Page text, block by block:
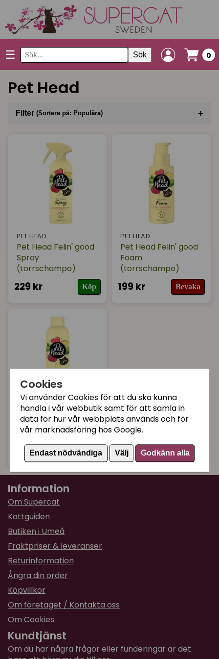
Cookies
Vi använder Cookies för att du ska kunna
handla i vår webbutik samt för att samla in
data för hur vår webbplats används och för
vår marknadsföring hos Google.
Endast nödvändiga Välj Godkänn alla
☰ Sök 0
Pet Head
Filter (Sortera på: Populära) +
PET HEAD
Pet Head Felin' good
Spray
(torrschampo)
229 kr Köp
PET HEAD
Pet Head Felin' good
Foam
(torrschampo)
199 kr Bevaka
PET HEAD
Pet Head Felin' good
Shampoo
219 kr Köp
Information
Om Supercat
Kattguiden
Butiken i Umeå
Fraktpriser & leveranser
Returinformation
Ångra din order
Köpvillkor
Om företaget / Kontakta oss
Om Cookies
Kundtjänst
Om du har några frågor eller funderingar är det